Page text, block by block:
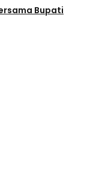
Bupati